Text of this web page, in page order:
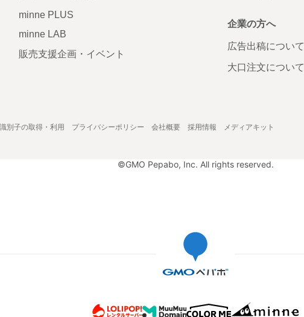
minne PLUS
minne LAB
販売支援企画・イベント
企業の方へ
広告出稿について
大口注文について
別子の取得・利用 プライバシーポリシー 会社概要 採用情報 メディアキット
©GMO Pepabo, Inc. All rights reserved.